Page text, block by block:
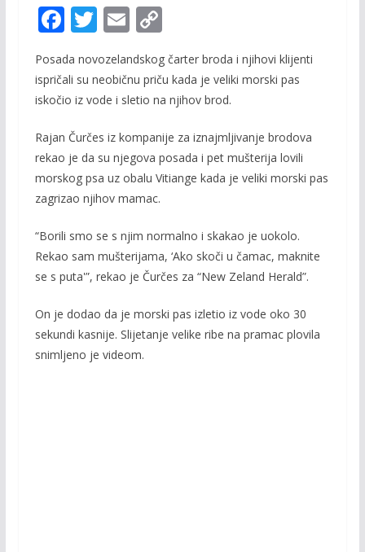
F
ac
e
b
o
o
k
T
itt
er
E
m
ai
l
C
o
p
y
n
k
Posada novozelandskog čarter broda i njihovi klijenti
ispričali su neobičnu priču kada je veliki morski pas
iskočio iz vode i sletio na njihov brod.
Rajan Čurčes iz kompanije za iznajmljivanje brodova
rekao je da su njegova posada i pet mušterija lovili
morskog psa uz obalu Vitiange kada je veliki morski pas
zagrizao njihov mamac.
“Borili smo se s njim normalno i skakao je uokolo.
Rekao sam mušterijama, ‘Ako skoči u čamac, maknite
se s puta'”, rekao je Čurčes za “New Zeland Herald”.
On je dodao da je morski pas izletio iz vode oko 30
sekundi kasnije. Slijetanje velike ribe na pramac plovila
snimljeno je videom.